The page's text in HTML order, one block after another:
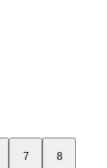
7 8